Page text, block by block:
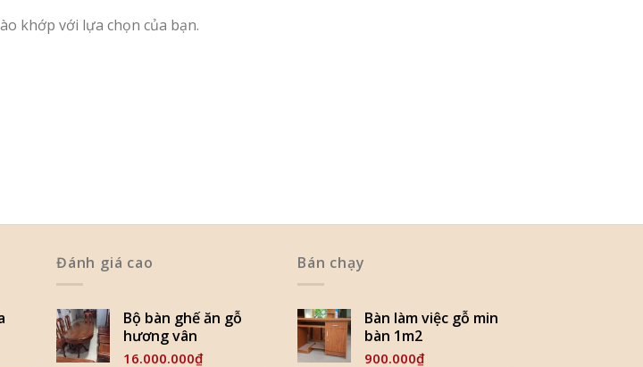
khớp với lựa chọn của bạn.
Đánh giá cao
Bộ bàn ghế ăn gỗ
hương vân
16.000.000₫
Bán chạy
Bàn làm việc gỗ min
bàn 1m2
900.000₫